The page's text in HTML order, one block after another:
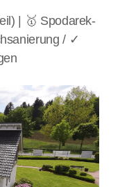
| 🥇 Spodarek-
/ ✓